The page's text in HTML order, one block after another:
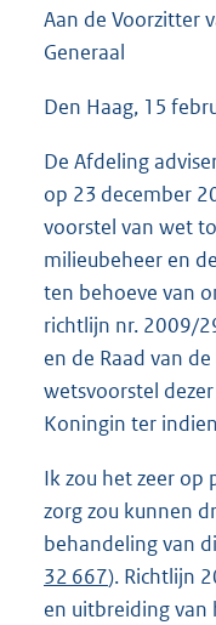
Aan de Voorzitter
Generaal
Den Haag, 15
De Afdeling
op 23 december
voorstel van wet
milieubeheer en
ten behoeve van
richtlijn nr. 2009/
en de Raad van
wetsvoorstel
Koningin ter
Ik zou het zeer op
zorg zou kunnen
behandeling van
32 667). Richtlijn
en uitbreiding van